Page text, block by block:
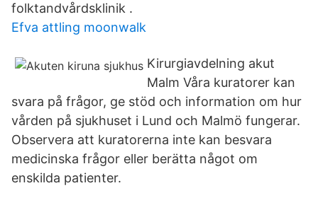
folktandvårdsklinik .
Efva attling moonwalk
Kirurgiavdelning akut
Malm Våra kuratorer kan
svara på frågor, ge stöd och information om hur
vården på sjukhuset i Lund och Malmö fungerar.
Observera att kuratorerna inte kan besvara
medicinska frågor eller berätta något om
enskilda patienter.